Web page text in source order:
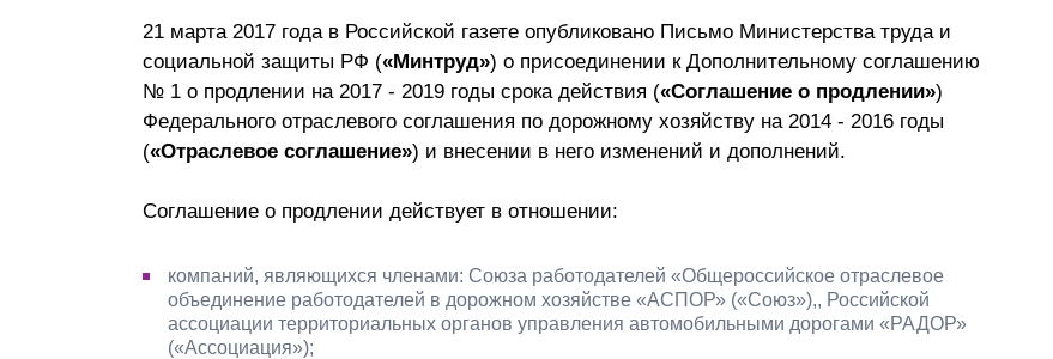
21 марта 2017 года в Российской газете опубликовано Письмо Министерства труда и
социальной защиты РФ («Минтруд») о присоединении к Дополнительному соглашению
№ 1 о продлении на 2017 - 2019 годы срока действия («Соглашение о продлении»)
Федерального отраслевого соглашения по дорожному хозяйству на 2014 - 2016 годы
(«Отраслевое соглашение») и внесении в него изменений и дополнений.
Соглашение о продлении действует в отношении:
компаний, являющихся членами: Союза работодателей «Общероссийское отраслевое
объединение работодателей в дорожном хозяйстве «АСПОР» («Союз»),, Российской
ассоциации территориальных органов управления автомобильными дорогами «РАДОР»
(«Ассоциация»);